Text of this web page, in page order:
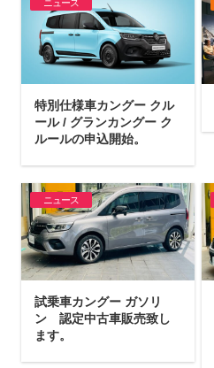
ニュース
特別仕様車カングー クル
ール / グランカングー ク
ルールの申込開始。
ニュース
試乗車カングー ガソリ
ン 認定中古車販売致し
ます。